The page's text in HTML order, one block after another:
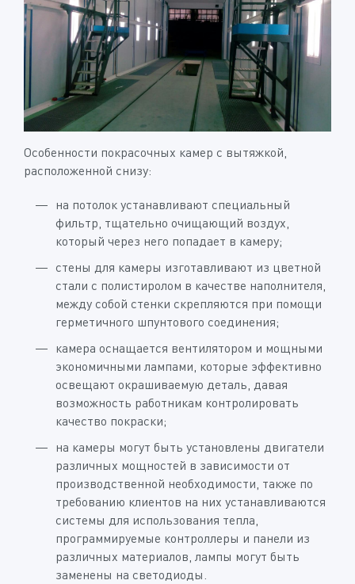
Особенности покрасочных камер с вытяжкой,
расположенной снизу:
на потолок устанавливают специальный
фильтр, тщательно очищающий воздух,
который через него попадает в камеру;
стены для камеры изготавливают из цветной
стали с полистиролом в качестве наполнителя,
между собой стенки скрепляются при помощи
герметичного шпунтового соединения;
камера оснащается вентилятором и мощными
экономичными лампами, которые эффективно
освещают окрашиваемую деталь, давая
возможность работникам контролировать
качество покраски;
на камеры могут быть установлены двигатели
различных мощностей в зависимости от
производственной необходимости, также по
требованию клиентов на них устанавливаются
системы для использования тепла,
программируемые контроллеры и панели из
различных материалов, лампы могут быть
заменены на светодиоды.